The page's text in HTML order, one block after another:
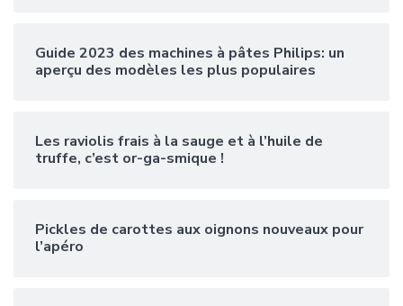
Guide 2023 des machines à pâtes Philips: un
aperçu des modèles les plus populaires
Les raviolis frais à la sauge et à l’huile de
truffe, c’est or-ga-smique !
Pickles de carottes aux oignons nouveaux pour
l’apéro